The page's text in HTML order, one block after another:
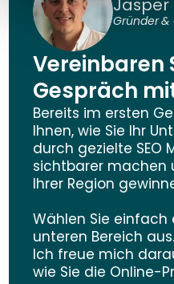
Jasper
Gründer
Vereinbaren
Gespräch
Bereits im ersten
Ihnen, wie Sie Ihr
durch gezielte SEO
sichtbarer machen
Ihrer Region
Wählen Sie einfach
unteren Bereich aus.
Ich freue mich
wie Sie die Online-